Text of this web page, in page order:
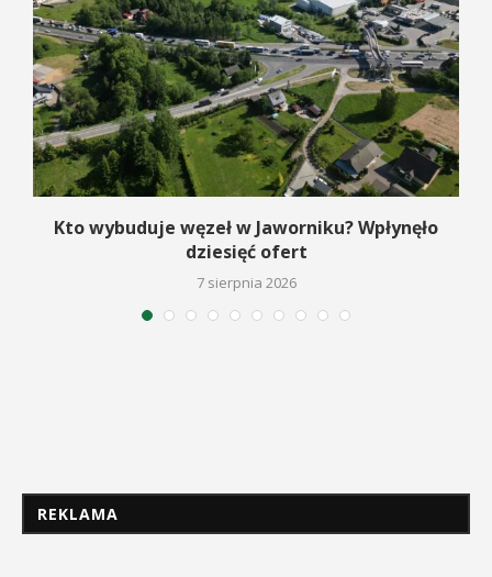
Kto wybuduje węzeł w Jaworniku? Wpłynęło
dziesięć ofert
7 sierpnia 2026
REKLAMA